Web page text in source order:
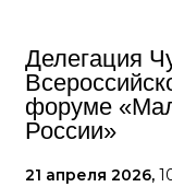
Делегация
форуме
России»
21 апреля 2026,